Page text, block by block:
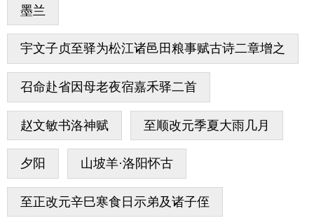
墨兰
宇文子贞至驿为松江诸邑田粮事赋古诗二章增之
召命赴省因母老夜宿嘉禾驿二首
赵文敏书洛神赋 至顺改元季夏大雨几月
夕阳 山坡羊·洛阳怀古
至正改元辛巳寒食日示弟及诸子侄